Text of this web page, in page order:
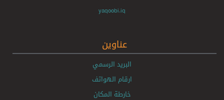
yaqoobi.iq
عناوين
البريد الرسمي
ارقام الهواتف
خارطة المكان